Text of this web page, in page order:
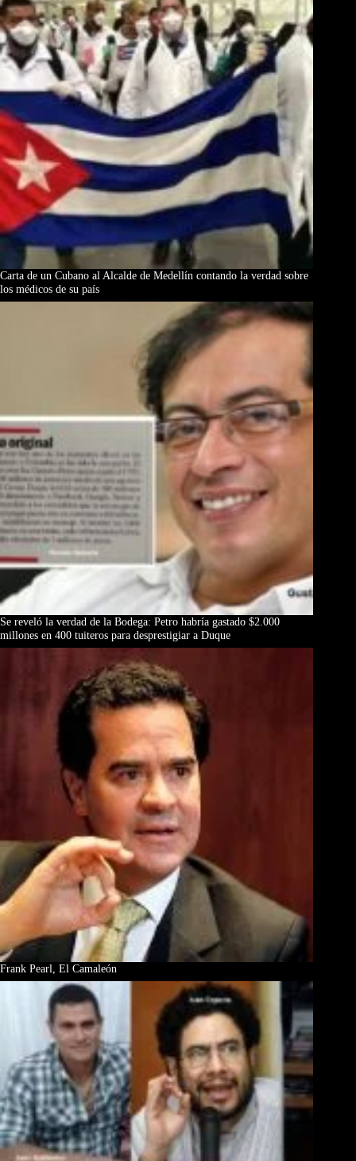
Carta de un Cubano al Alcalde de Medellín contando la verdad sobre
los médicos de su país
Se reveló la verdad de la Bodega: Petro habría gastado $2.000
millones en 400 tuiteros para desprestigiar a Duque
Frank Pearl, El Camaleón